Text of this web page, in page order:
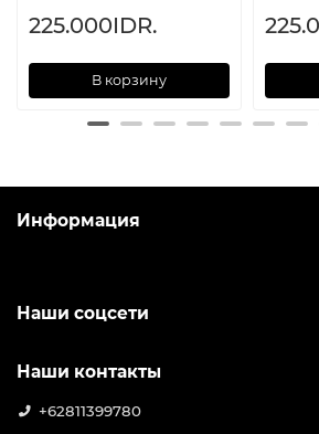
225.000IDR.
В корзину
Информация
Наши соцсети
Наши контакты
+62811399780